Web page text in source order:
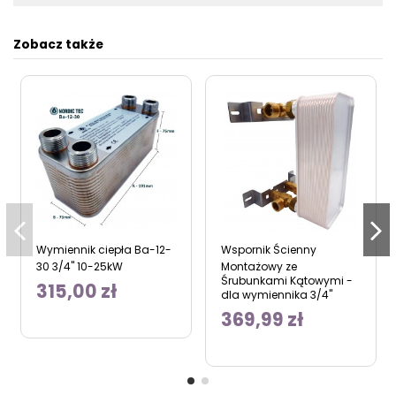
Zobacz także
Wymiennik ciepła Ba-12-
30 3/4" 10-25kW
315,00 zł
Wspornik Ścienny
Montażowy ze
Śrubunkami Kątowymi -
dla wymiennika 3/4"
369,99 zł